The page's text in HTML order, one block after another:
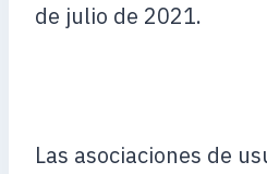
de julio de 2021.
Las asociaciones de